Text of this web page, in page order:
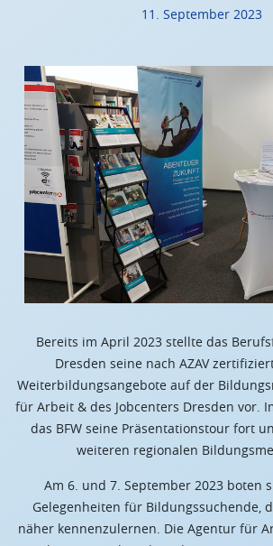
11. September 2023
Bereits im April 2023 stellte das
Dresden seine nach AZAV
Weiterbildungsangebote auf der
für Arbeit & des Jobcenters Dresden vor.
das BFW seine Präsentationstour fort
weiteren regionalen
Am 6. und 7. September 2023 boten
Gelegenheiten für Bildungssuchende,
näher kennenzulernen. Die Agentur für